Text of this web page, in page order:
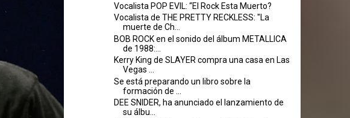
Vocalista POP EVIL: “El Rock Esta Muerto?
Vocalista de THE PRETTY RECKLESS: "La
muerte de Ch...
BOB ROCK en el sonido del álbum METALLICA
de 1988:...
Kerry King de SLAYER compra una casa en Las
Vegas ...
Se está preparando un libro sobre la
formación de ...
DEE SNIDER, ha anunciado el lanzamiento de
su álbu...